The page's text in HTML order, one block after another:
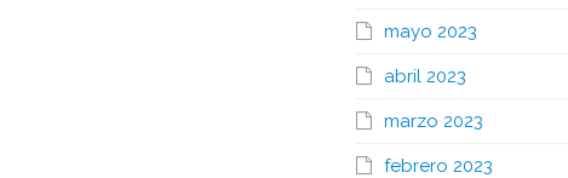
mayo 2023
abril 2023
marzo 2023
febrero 2023